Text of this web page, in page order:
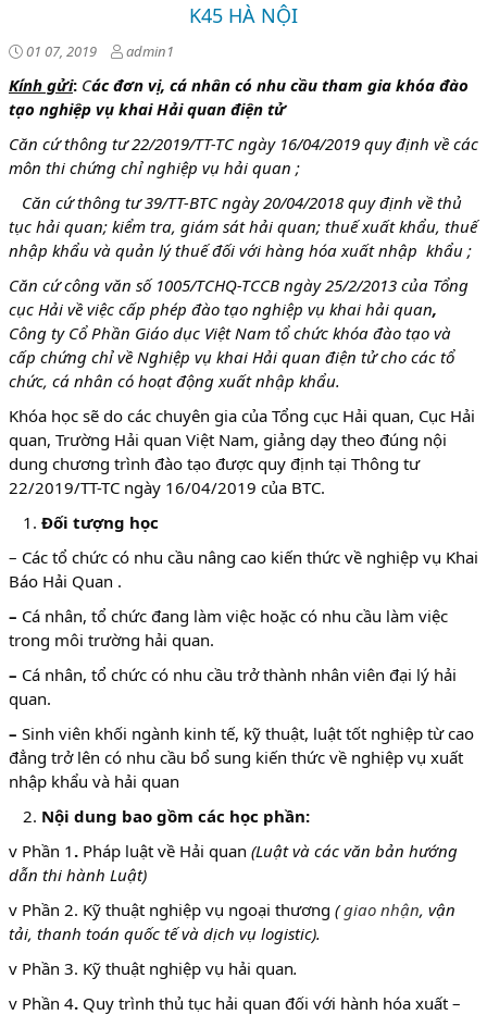
K45 HÀ NỘI
01 07, 2019 admin1
Kính gửi: Các đơn vị, cá nhân có nhu cầu tham gia khóa đào
tạo nghiệp vụ khai Hải quan điện tử
Căn cứ thông tư 22/2019/TT-TC ngày 16/04/2019 quy định về các
môn thi chứng chỉ nghiệp vụ hải quan ;
Căn cứ thông tư 39/TT-BTC ngày 20/04/2018 quy định về thủ
tục hải quan; kiểm tra, giám sát hải quan; thuế xuất khẩu, thuế
nhập khẩu và quản lý thuế đối với hàng hóa xuất nhập khẩu ;
Căn cứ công văn số 1005/TCHQ-TCCB ngày 25/2/2013 của Tổng
cục Hải về việc cấp phép đào tạo nghiệp vụ khai hải quan,
Công ty Cổ Phần Giáo dục Việt Nam tổ chức khóa đào tạo và
cấp chứng chỉ về Nghiệp vụ khai Hải quan điện tử cho các tổ
chức, cá nhân có hoạt động xuất nhập khẩu.
Khóa học sẽ do các chuyên gia của Tổng cục Hải quan, Cục Hải
quan, Trường Hải quan Việt Nam, giảng dạy theo đúng nội
dung chương trình đào tạo được quy định tại Thông tư
22/2019/TT-TC ngày 16/04/2019 của BTC.
Đối tượng học
– Các tổ chức có nhu cầu nâng cao kiến thức về nghiệp vụ Khai
Báo Hải Quan .
– Cá nhân, tổ chức đang làm việc hoặc có nhu cầu làm việc
trong môi trường hải quan.
– Cá nhân, tổ chức có nhu cầu trở thành nhân viên đại lý hải
quan.
– Sinh viên khối ngành kinh tế, kỹ thuật, luật tốt nghiệp từ cao
đẳng trở lên có nhu cầu bổ sung kiến thức về nghiệp vụ xuất
nhập khẩu và hải quan
Nội dung bao gồm các học phần:
v Phần 1 . Pháp luật về Hải quan (Luật và các văn bản hướng
dẫn thi hành Luật)
v Phần 2. Kỹ thuật nghiệp vụ ngoại thương (giao nhận, vận
tải, thanh toán quốc tế và dịch vụ logistic).
v Phần 3. Kỹ thuật nghiệp vụ hải quan.
v Phần 4. Quy trình thủ tục hải quan đối với hành hóa xuất –